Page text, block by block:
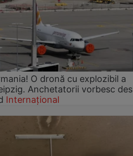
O dronă cu explozibil a
Anchetatorii vorbesc
Internațional